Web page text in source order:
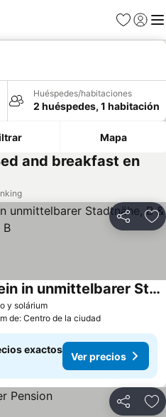
Favoritos
Iniciar
Huéspedes/habitaciones
2 huéspedes, 1 habitación
Mapa
and breakfast en
Compartir
y soláriumVer precios
Schönste Lage am Rhein in unmittelbarer Stadtnähe, B & B
de: Centro de la ciudad
exactos
Ver precios
Compartir